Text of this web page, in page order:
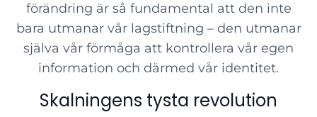
förändring är så fundamental att den inte
bara utmanar vår lagstiftning – den utmanar
själva vår förmåga att kontrollera vår egen
information och därmed vår identitet.
Skalningens tysta revolution